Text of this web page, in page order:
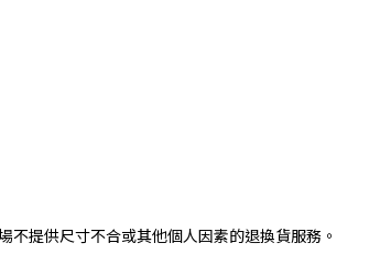
提供尺寸不合或其他個人因素的退換貨服務。